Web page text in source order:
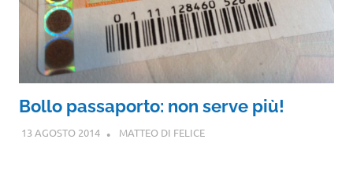
Bollo passaporto: non serve più!
13 AGOSTO 2014 MATTEO DI FELICE